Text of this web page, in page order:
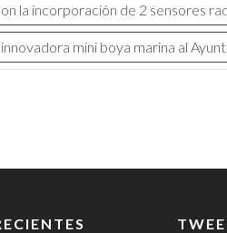
la incorporación de 2 sensores
mini boya marina al